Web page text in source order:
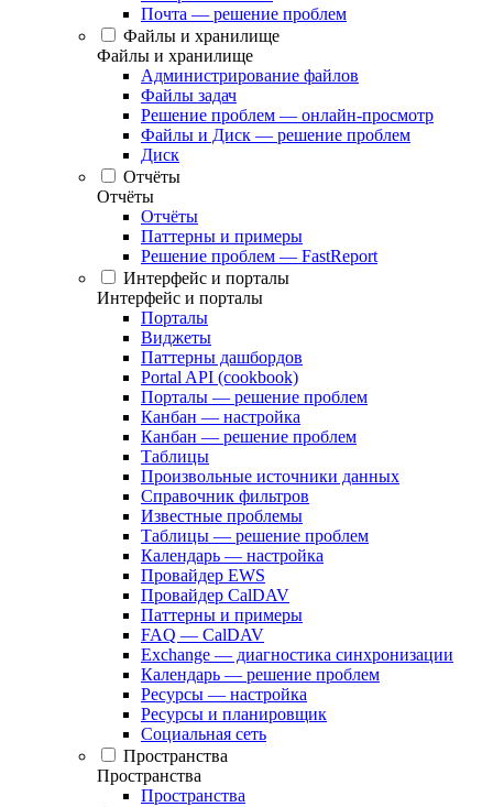
Почта — решение проблем
Файлы и хранилище
Файлы и хранилище
Администрирование файлов
Файлы задач
Решение проблем — онлайн-просмотр
Файлы и Диск — решение проблем
Диск
Отчёты
Отчёты
Отчёты
Паттерны и примеры
Решение проблем — FastReport
Интерфейс и порталы
Интерфейс и порталы
Порталы
Виджеты
Паттерны дашбордов
Portal API (cookbook)
Порталы — решение проблем
Канбан — настройка
Канбан — решение проблем
Таблицы
Произвольные источники данных
Справочник фильтров
Известные проблемы
Таблицы — решение проблем
Календарь — настройка
Провайдер EWS
Провайдер CalDAV
Паттерны и примеры
FAQ — CalDAV
Exchange — диагностика синхронизации
Календарь — решение проблем
Ресурсы — настройка
Ресурсы и планировщик
Социальная сеть
Пространства
Пространства
Пространства